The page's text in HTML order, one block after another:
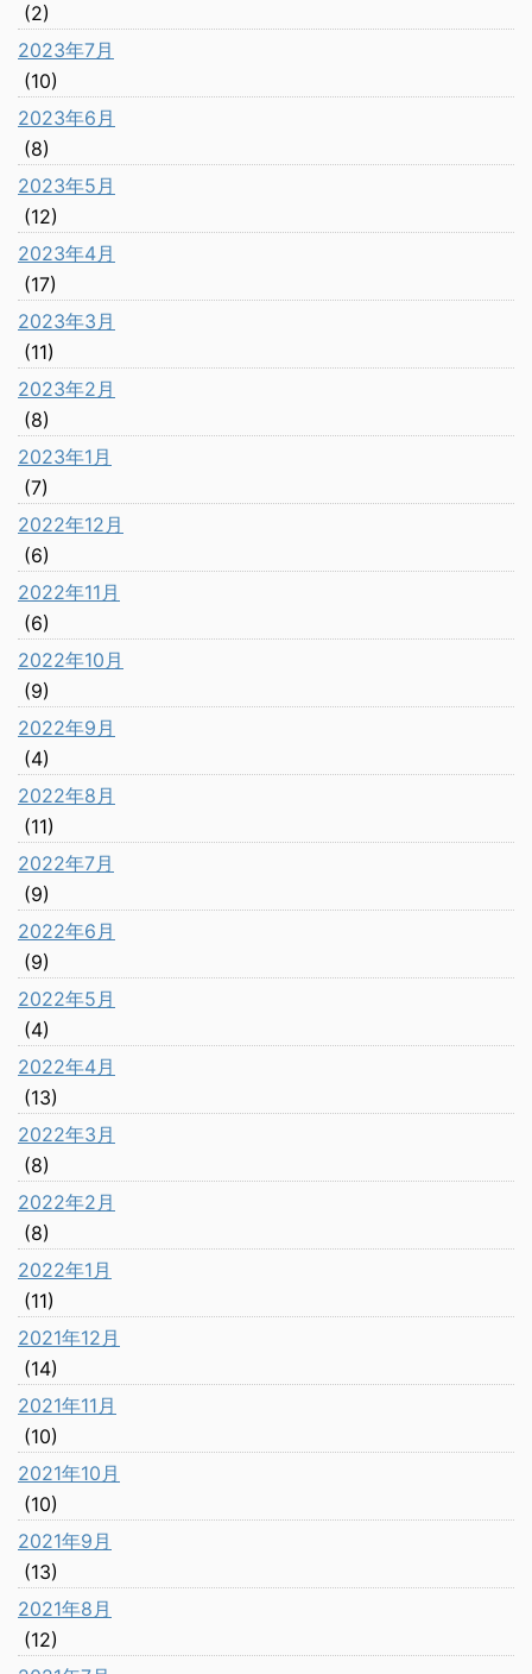
(2)
2023年7月
(10)
2023年6月
(8)
2023年5月
(12)
2023年4月
(17)
2023年3月
(11)
2023年2月
(8)
2023年1月
(7)
2022年12月
(6)
2022年11月
(6)
2022年10月
(9)
2022年9月
(4)
2022年8月
(11)
2022年7月
(9)
2022年6月
(9)
2022年5月
(4)
2022年4月
(13)
2022年3月
(8)
2022年2月
(8)
2022年1月
(11)
2021年12月
(14)
2021年11月
(10)
2021年10月
(10)
2021年9月
(13)
2021年8月
(12)